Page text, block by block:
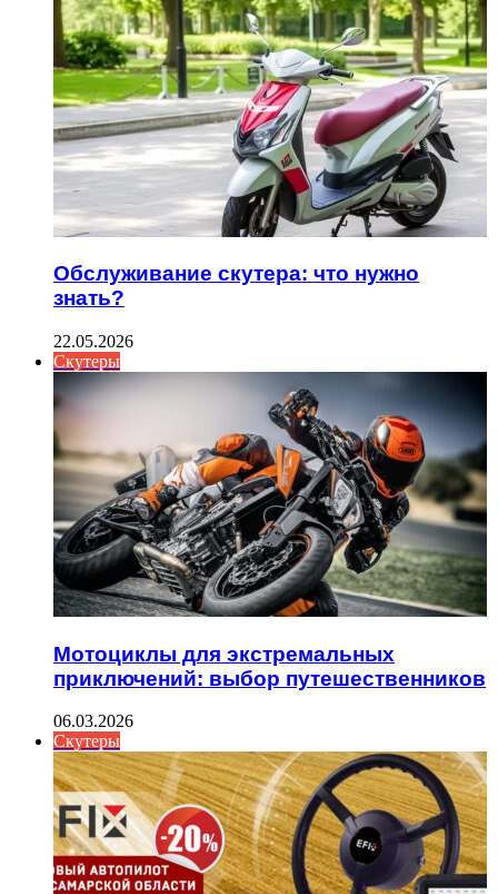
Обслуживание скутера: что нужно
знать?
22.05.2026
Скутеры
Мотоциклы для экстремальных
приключений: выбор путешественников
06.03.2026
Скутеры